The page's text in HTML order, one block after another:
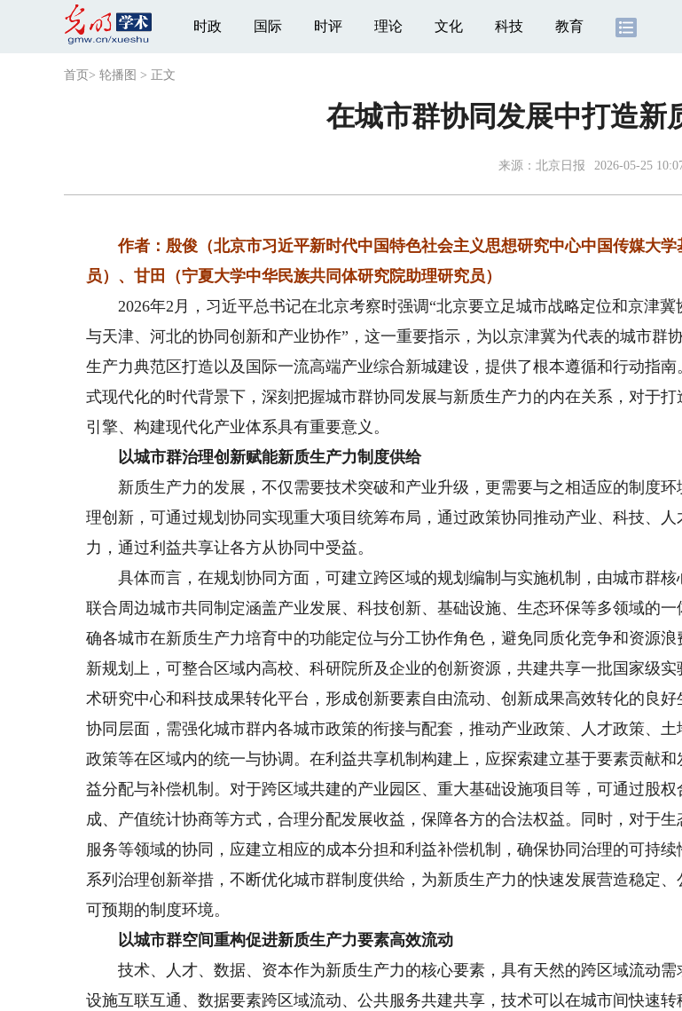
时政 国际 时评 理论 文化 科技 教育
首页 > 轮播图 > 正文
在城市群协同发展中打造新
来源： 北京日报 2026-05-25
作者：殷俊（北京市习近平新时代中国特色社会主义思想研究中心中国传媒大学
员）、甘田（宁夏大学中华民族共同体研究院助理研究员）
2026年2月，习近平总书记在北京考察时强调“北京要立足城市战略定位和京津冀
与天津、河北的协同创新和产业协作”，这一重要指示，为以京津冀为代表的城市群
生产力典范区打造以及国际一流高端产业综合新城建设，提供了根本遵循和行动指南
式现代化的时代背景下，深刻把握城市群协同发展与新质生产力的内在关系，对于打
引擎、构建现代化产业体系具有重要意义。
以城市群治理创新赋能新质生产力制度供给
新质生产力的发展，不仅需要技术突破和产业升级，更需要与之相适应的制度环
理创新，可通过规划协同实现重大项目统筹布局，通过政策协同推动产业、科技、人
力，通过利益共享让各方从协同中受益。
具体而言，在规划协同方面，可建立跨区域的规划编制与实施机制，由城市群核
联合周边城市共同制定涵盖产业发展、科技创新、基础设施、生态环保等多领域的一
确各城市在新质生产力培育中的功能定位与分工协作角色，避免同质化竞争和资源浪
新规划上，可整合区域内高校、科研院所及企业的创新资源，共建共享一批国家级实
术研究中心和科技成果转化平台，形成创新要素自由流动、创新成果高效转化的良好
协同层面，需强化城市群内各城市政策的衔接与配套，推动产业政策、人才政策、土
政策等在区域内的统一与协调。在利益共享机制构建上，应探索建立基于要素贡献和
益分配与补偿机制。对于跨区域共建的产业园区、重大基础设施项目等，可通过股权
成、产值统计协商等方式，合理分配发展收益，保障各方的合法权益。同时，对于生
服务等领域的协同，应建立相应的成本分担和利益补偿机制，确保协同治理的可持续
系列治理创新举措，不断优化城市群制度供给，为新质生产力的快速发展营造稳定、
可预期的制度环境。
以城市群空间重构促进新质生产力要素高效流动
技术、人才、数据、资本作为新质生产力的核心要素，具有天然的跨区域流动需
设施互联互通、数据要素跨区域流动、公共服务共建共享，技术可以在城市间快速转